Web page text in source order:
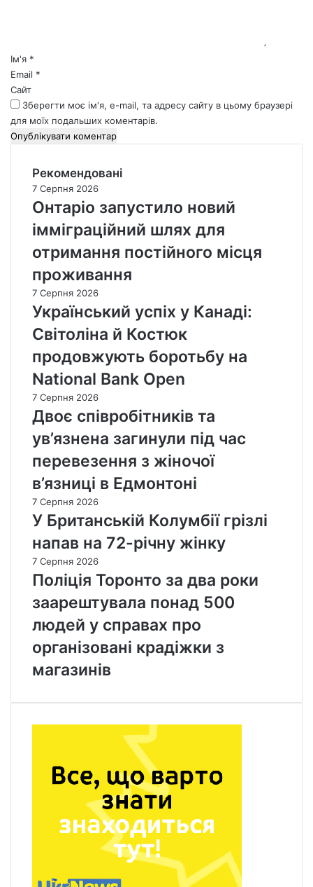
*
Ім'я *
Email *
Сайт
Зберегти моє ім'я, e-mail, та адресу сайту в цьому браузері
для моїх подальших коментарів.
Рекомендовані
7 Серпня 2026
Онтаріо запустило новий
імміграційний шлях для
отримання постійного місця
проживання
7 Серпня 2026
Український успіх у Канаді:
Світоліна й Костюк
продовжують боротьбу на
National Bank Open
7 Серпня 2026
Двоє співробітників та
ув’язнена загинули під час
перевезення з жіночої
в’язниці в Едмонтоні
7 Серпня 2026
У Британській Колумбії грізлі
напав на 72-річну жінку
7 Серпня 2026
Поліція Торонто за два роки
заарештувала понад 500
людей у справах про
організовані крадіжки з
магазинів